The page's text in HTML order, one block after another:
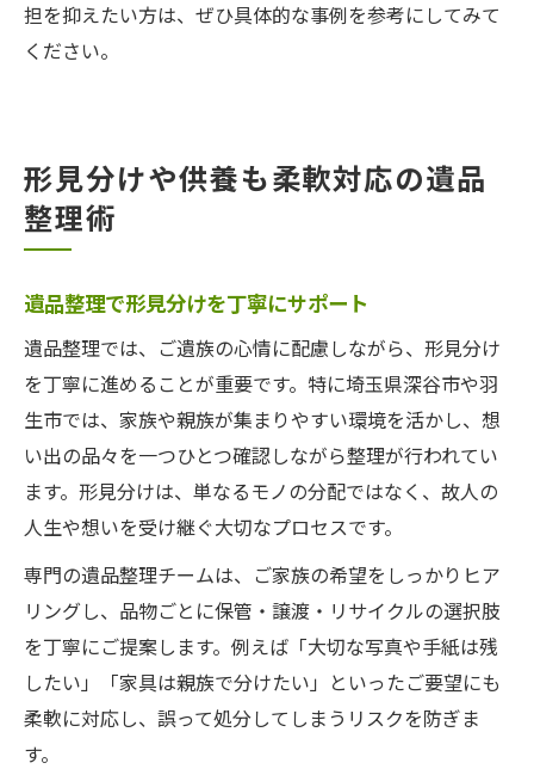
担を抑えたい方は、ぜひ具体的な事例を参考にしてみて
ください。
形見分けや供養も柔軟対応の遺品
整理術
遺品整理で形見分けを丁寧にサポート
遺品整理では、ご遺族の心情に配慮しながら、形見分け
を丁寧に進めることが重要です。特に埼玉県深谷市や羽
生市では、家族や親族が集まりやすい環境を活かし、想
い出の品々を一つひとつ確認しながら整理が行われてい
ます。形見分けは、単なるモノの分配ではなく、故人の
人生や想いを受け継ぐ大切なプロセスです。
専門の遺品整理チームは、ご家族の希望をしっかりヒア
リングし、品物ごとに保管・譲渡・リサイクルの選択肢
を丁寧にご提案します。例えば「大切な写真や手紙は残
したい」「家具は親族で分けたい」といったご要望にも
柔軟に対応し、誤って処分してしまうリスクを防ぎま
す。